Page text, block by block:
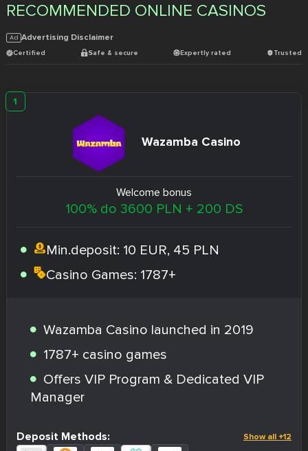
RECOMMENDED ONLINE CASINOS
Advertising Disclaimer
Certified Safe & secure Expertly rated Trusted
Wazamba Casino
Welcome bonus
100% do 3600 PLN + 200 DS
Min.deposit: 10 EUR, 45 PLN
Casino Games: 1787+
Wazamba Casino launched in 2019
1787+ casino games
Offers VIP Program & Dedicated VIP
Manager
Deposit Methods: Show all +12